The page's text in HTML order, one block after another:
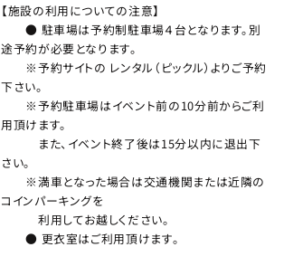
【施設の利用についての注意】
● 駐車場は予約制駐車場４台となります。別
途予約が必要となります。
※予約サイトの レンタル（ピックル）よりご予約
下さい。
※予約駐車場はイベント前の10分前からご利
用頂けます。
また、イベント終了後は15分以内に退出下
さい。
※満車となった場合は交通機関または近隣の
コインパーキングを
利用してお越しください。
● 更衣室はご利用頂けます。